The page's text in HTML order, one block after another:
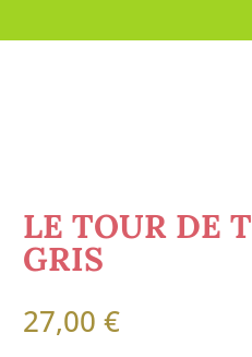
LE TOUR DE
GRIS
27,00 €